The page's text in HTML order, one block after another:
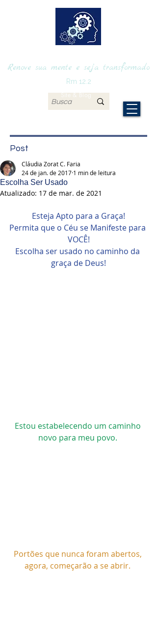
Renove sua mente e seja transformado
Site & Blog
Rm 12.2
Post
Escolha Ser Usado
Cláudia Zorat C. Faria
24 de jan. de 2017 1 min de leitura
Atualizado: 17 de mar. de 2021
Esteja Apto para a Graça!
Permita que o Céu se Manifeste para
VOCÊ!
Escolha ser usado no caminho da
graça de Deus!
Estou estabelecendo um caminho
novo para meu povo.
Portões que nunca foram abertos,
agora, começarão a se abrir.